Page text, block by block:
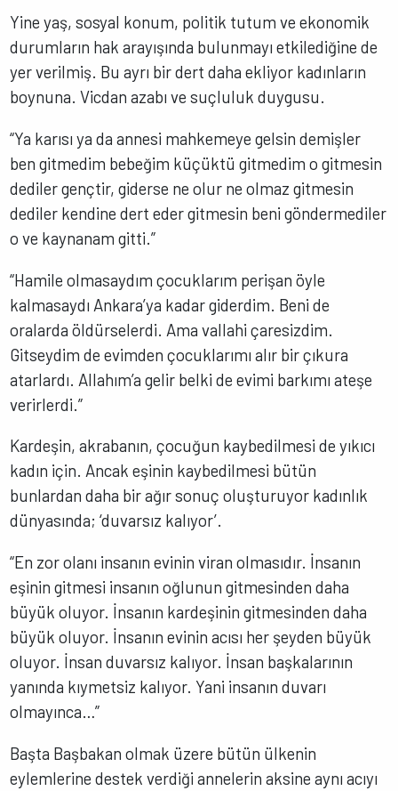
Yine yaş, sosyal konum, politik tutum ve ekonomik
durumların hak arayışında bulunmayı etkilediğine de
yer verilmiş. Bu ayrı bir dert daha ekliyor kadınların
boynuna. Vicdan azabı ve suçluluk duygusu.
“Ya karısı ya da annesi mahkemeye gelsin demişler
ben gitmedim bebeğim küçüktü gitmedim o gitmesin
dediler gençtir, giderse ne olur ne olmaz gitmesin
dediler kendine dert eder gitmesin beni göndermediler
o ve kaynanam gitti.”
“Hamile olmasaydım çocuklarım perişan öyle
kalmasaydı Ankara’ya kadar giderdim. Beni de
oralarda öldürselerdi. Ama vallahi çaresizdim.
Gitseydim de evimden çocuklarımı alır bir çıkura
atarlardı. Allahım’a gelir belki de evimi barkımı ateşe
verirlerdi.”
Kardeşin, akrabanın, çocuğun kaybedilmesi de yıkıcı
kadın için. Ancak eşinin kaybedilmesi bütün
bunlardan daha bir ağır sonuç oluşturuyor kadınlık
dünyasında; ‘duvarsız kalıyor’.
“En zor olanı insanın evinin viran olmasıdır. İnsanın
eşinin gitmesi insanın oğlunun gitmesinden daha
büyük oluyor. İnsanın kardeşinin gitmesinden daha
büyük oluyor. İnsanın evinin acısı her şeyden büyük
oluyor. İnsan duvarsız kalıyor. İnsan başkalarının
yanında kıymetsiz kalıyor. Yani insanın duvarı
olmayınca…”
Başta Başbakan olmak üzere bütün ülkenin
eylemlerine destek verdiği annelerin aksine aynı acıyı